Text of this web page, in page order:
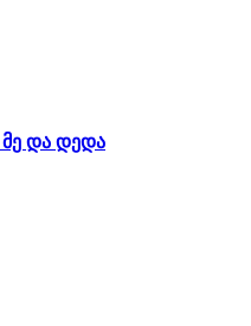
და დედა